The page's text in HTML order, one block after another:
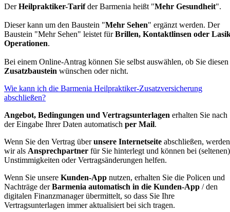
DerHeilpraktiker-Tarifder Barmenia heißt "Mehr Gesundheit".
Dieser kann um den Baustein "Mehr Sehen" ergänzt werden. Der
Baustein "Mehr Sehen" leistet fürBrillen, Kontaktlinsen oder
Operationen.
Bei einem Online-Antrag können Sie selbst auswählen, ob Sie diesen
Zusatzbaustein wünschen oder nicht.
Wie kann ich die Barmenia Heilpraktiker-Zusatzversicherung
abschließen?
Angebot, Bedingungen und Vertragsunterlagen erhalten Sie nach
der Eingabe Ihrer Daten automatisch per Mail.
Wenn Sie den Vertrag überunsere Internetseite abschließen, werden
wir als Ansprechpartner für Sie hinterlegt und können bei (seltenen)
Unstimmigkeiten oder Vertragsänderungen helfen.
Wenn Sie unsere Kunden-App nutzen, erhalten Sie die Policen und
Nachträge derBarmenia automatisch in die Kunden-App / den
digitalen Finanzmanager übermittelt, so dass Sie Ihre
Vertragsunterlagen immer aktualisiert bei sich tragen.